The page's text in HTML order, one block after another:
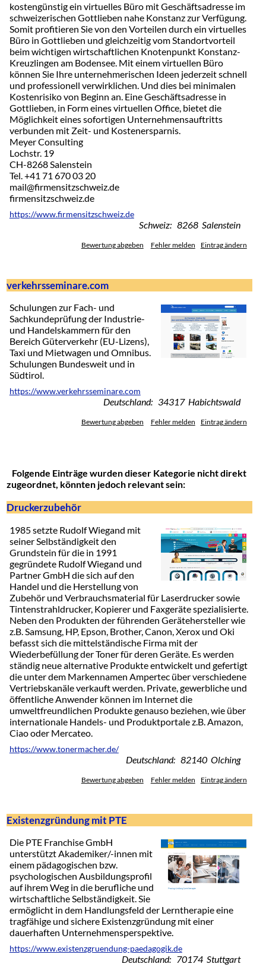
kostengünstig ein virtuelles Büro mit Geschäftsadresse im
schweizerischen Gottlieben nahe Konstanz zur Verfügung.
Somit profitieren Sie von den Vorteilen durch ein virtuelles
Büro in Gottlieben und gleichzeitig vom Standortvorteil
beim wichtigen wirtschaftlichen Knotenpunkt Konstanz-
Kreuzlingen am Bodensee. Mit einem virtuellen Büro
können Sie Ihre unternehmerischen Ideen jederzeit schnell
und professionell verwirklichen. Und dies bei minimalen
Kostenrisiko von Beginn an. Eine Geschäftsadresse in
Gottlieben, in Form eines virtuellen Office, bietet die
Möglichkeit eines sofortigen Unternehmensauftritts
verbunden mit Zeit- und Kostenersparnis.
Meyer Consulting
Lochstr. 19
CH-8268 Salenstein
Tel. +41 71 670 03 20
mail@firmensitzschweiz.de
firmensitzschweiz.de
https://www.firmensitzschweiz.de
Schweiz: 8268 Salenstein
Bewertung abgeben Fehler melden Eintrag ändern
verkehrsseminare.com
Schulungen zur Fach- und
Sachkundeprüfung der Industrie-
und Handelskammern für den
Bereich Güterverkehr (EU-Lizens),
Taxi und Mietwagen und Omnibus.
Schulungen Bundesweit und in
Südtirol.
https://www.verkehrsseminare.com
Deutschland: 34317 Habichtswald
Bewertung abgeben Fehler melden Eintrag ändern
Folgende Einträge wurden dieser Kategorie nicht direkt
zugeordnet, könnten jedoch relevant sein:
Druckerzubehör
1985 setzte Rudolf Wiegand mit
seiner Selbständigkeit den
Grundstein für die in 1991
gegründete Rudolf Wiegand und
Partner GmbH die sich auf den
Handel und die Herstellung von
Zubehör und Verbrauchsmaterial für Laserdrucker sowie
Tintenstrahldrucker, Kopierer und Faxgeräte spezialisierte.
Neben den Produkten der führenden Gerätehersteller wie
z.B. Samsung, HP, Epson, Brother, Canon, Xerox und Oki
befasst sich die mittelständische Firma mit der
Wiederbefüllung der Toner für deren Geräte. Es werden
ständig neue alternative Produkte entwickelt und gefertigt
die unter dem Markennamen Ampertec über verschiedene
Vertriebskanäle verkauft werden. Private, gewerbliche und
öffentliche Anwender können im Internet die
umweltfreundlichen Produkte genauso beziehen, wie über
internationale Handels- und Produktportale z.B. Amazon,
Ciao oder Mercateo.
https://www.tonermacher.de/
Deutschland: 82140 Olching
Bewertung abgeben Fehler melden Eintrag ändern
Existenzgründung mit PTE
Die PTE Franchise GmbH
unterstützt Akademiker/-innen mit
einem pädagogischen bzw.
psychologischen Ausbildungsprofil
auf ihrem Weg in die berufliche und
wirtschaftliche Selbständigkeit. Sie
ermöglicht in dem Handlungsfeld der Lerntherapie eine
tragfähige und sichere Existenzgründung mit einer
dauerhaften Unternehmensperspektive.
https://www.existenzgruendung-paedagogik.de
Deutschland: 70174 Stuttgart